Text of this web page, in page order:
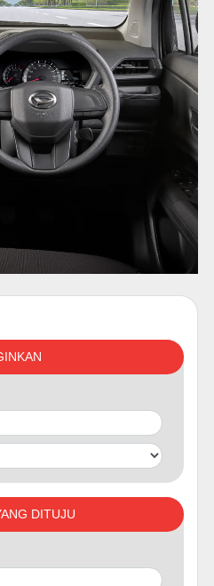
DITUJU